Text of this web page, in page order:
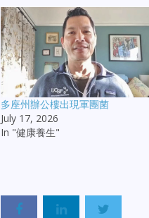
多座州辦公樓出現軍團菌
July 17, 2026
In "健康養生"